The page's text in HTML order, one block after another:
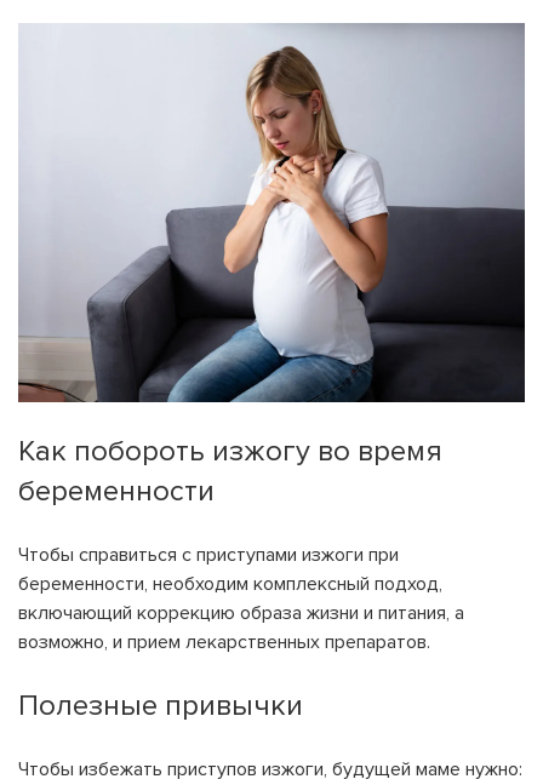
Как побороть изжогу во время
беременности
Чтобы справиться с приступами изжоги при
беременности, необходим комплексный подход,
включающий коррекцию образа жизни и питания, а
возможно, и прием лекарственных препаратов.
Полезные привычки
Чтобы избежать приступов изжоги, будущей маме нужно: